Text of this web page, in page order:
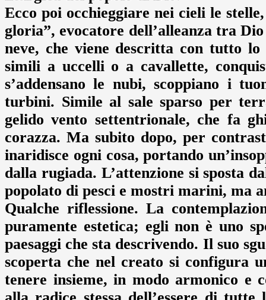
Ecco poi occhieggiare nei cieli le
gloria”, evocatore dell’alleanza tra
neve, che viene descritta con tutto
simili a uccelli o a cavallette,
s’addensano le nubi, scoppiano i
turbini. Simile al sale sparso per
gelido vento settentrionale, che fa
corazza. Ma subito dopo, per
inaridisce ogni cosa, portando
dalla rugiada. L’attenzione si sposta
popolato di pesci e mostri marini, ma
Qualche riflessione. La
puramente estetica; egli non è uno
paesaggi che sta descrivendo. Il suo
scoperta che nel creato si configura
tenere insieme, in modo armonico e